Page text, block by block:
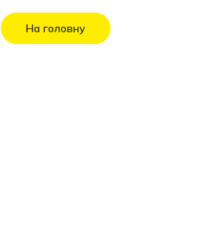
На головну